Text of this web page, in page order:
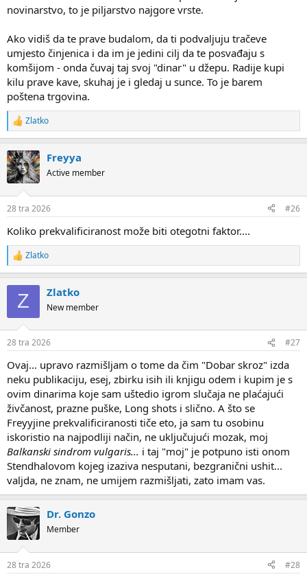
novinarstvo, to je piljarstvo najgore vrste.
Ako vidiš da te prave budalom, da ti podvaljuju tračeve
umjesto činjenica i da im je jedini cilj da te posvađaju s
komšijom - onda čuvaj taj svoj "dinar" u džepu. Radije kupi
kilu prave kave, skuhaj je i gledaj u sunce. To je barem
poštena trgovina.
R
e
c
t
i
s
Zlatko
Freyya
Active member
28 tra 2026 #26
Koliko prekvalificiranost može biti otegotni faktor....
R
e
s
Zlatko
Z Zlatko
New member
28 tra 2026 #27
Ovaj... upravo razmišljam o tome da čim "Dobar skroz" izda
neku publikaciju, esej, zbirku isih ili knjigu odem i kupim je s
ovim dinarima koje sam uštedio igrom slučaja ne plaćajući
živčanost, prazne puške, Long shots i slično. A što se
Freyyjine prekvalificiranosti tiče eto, ja sam tu osobinu
iskoristio na najpodliji način, ne uključujući mozak, moj
Balkanski sindrom vulgaris... i taj "moj" je potpuno isti onom
Stendhalovom kojeg izaziva nesputani, bezgranični ushit...
valjda, ne znam, ne umijem razmišljati, zato imam vas.
Dr. Gonzo
Member
28 tra 2026 #28